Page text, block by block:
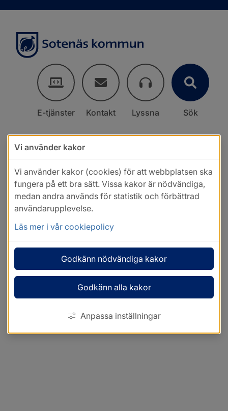
E-tjänster Kontakt Lyssna Sök
Vi använder kakor
Vi använder kakor (cookies) för att webbplatsen ska
fungera på ett bra sätt. Vissa kakor är nödvändiga,
medan andra används för statistik och förbättrad
användarupplevelse.
Läs mer i vår cookiepolicy
Godkänn nödvändiga kakor
Godkänn alla kakor
Anpassa inställningar